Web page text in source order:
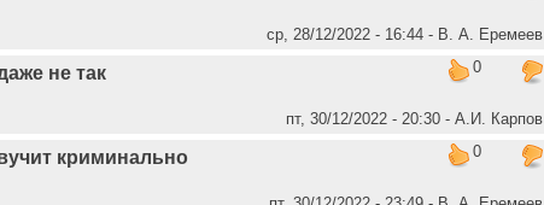
ср, 28/12/2022 - 16:44 - В. А. Еремеев
0
не так
пт, 30/12/2022 - 20:30 - А.И. Карпов
0
криминально